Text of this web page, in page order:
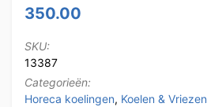
350.00
SKU:
13387
Categorieën:
Horeca koelingen, Koelen & Vriezen